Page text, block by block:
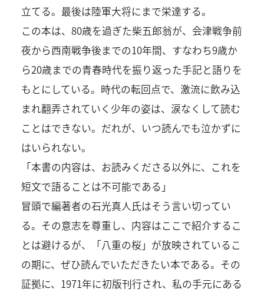
立てる。最後は陸軍大将にまで栄達する。
この本は、80歳を過ぎた柴五郎翁が、会津戦争前
夜から西南戦争後までの10年間、すなわち9歳か
ら20歳までの青春時代を振り返った手記と語りを
もとにしている。時代の転回点で、激流に飲み込
まれ翻弄されていく少年の姿は、涙なくして読む
ことはできない。だれが、いつ読んでも泣かずに
はいられない。
「本書の内容は、お読みくださる以外に、これを
短文で語ることは不可能である」
冒頭で編著者の石光真人氏はそう言い切ってい
る。その意志を尊重し、内容はここで紹介するこ
とは避けるが、「八重の桜」が放映されているこ
の期に、ぜひ読んでいただきたい本である。その
証拠に、1971年に初版刊行され、私の手元にある